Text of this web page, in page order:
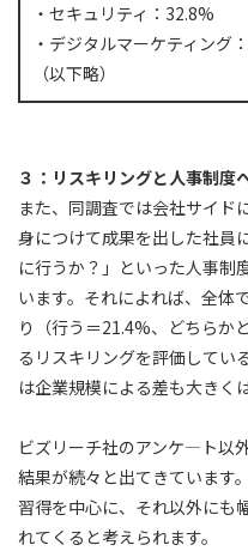
・セキュリティ：32.8%
・デジタルマーケティング
（以下略）
３：リスキリングと人事制度
また、同調査では会社サイド
身につけて成果を出した社員
に行うか？」といった人事制
います。それによれば、全体
り（行う＝21.4%、どちらか
るリスキリングを評価してい
は企業規模による差も大きく
ビズリーチ社のアンケ―ト以
結果が続々と出てきています
習得を中心に、それ以外にも
れてくると考えられます。